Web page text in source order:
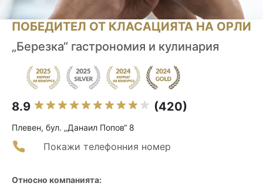
ПОБЕДИТЕЛ ОТ КЛАСАЦИЯТА НА ОРЛИ
„Березка“ гастрономия и кулинария
8.9 (420)
Плевен, бул. „Данаил Попов“ 8
Покажи телефонния номер
Относно компанията: